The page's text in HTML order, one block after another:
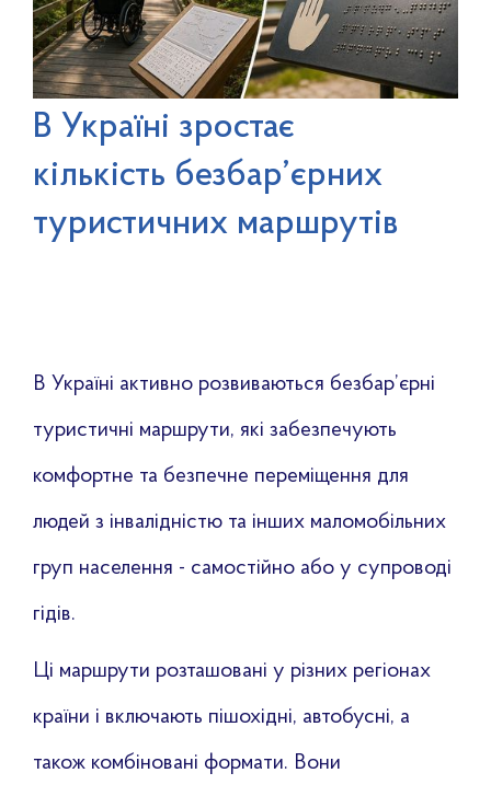
В Україні зростає
кількість безбар’єрних
туристичних маршрутів
В Україні активно розвиваються безбар’єрні
туристичні маршрути, які забезпечують
комфортне та безпечне переміщення для
людей з інвалідністю та інших маломобільних
груп населення - самостійно або у супроводі
гідів.
Ці маршрути розташовані у різних регіонах
країни і включають пішохідні, автобусні, а
також комбіновані формати. Вони